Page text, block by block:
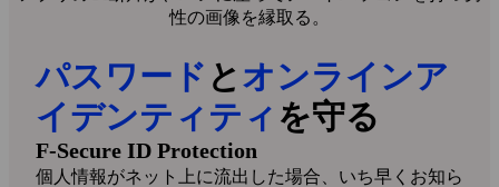
パスワード と オンラインア
イデンティティ を守る
F‑Secure ID Protection
個人情報がネット上に流出した場合、いち早くお知ら